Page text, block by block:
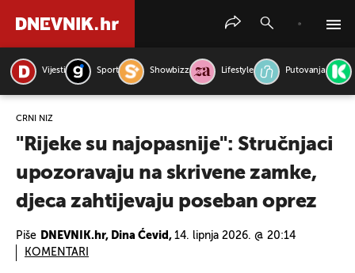
Vijesti Sport Showbizz Lifestyle Putovanja
CRNI NIZ
"Rijeke su najopasnije": Stručnjaci
upozoravaju na skrivene zamke,
djeca zahtijevaju poseban oprez
Piše DNEVNIK.hr, Dina Ćevid, 14. lipnja 2026. @ 20:14
KOMENTARI
PRETRAŽITE VIJESTI